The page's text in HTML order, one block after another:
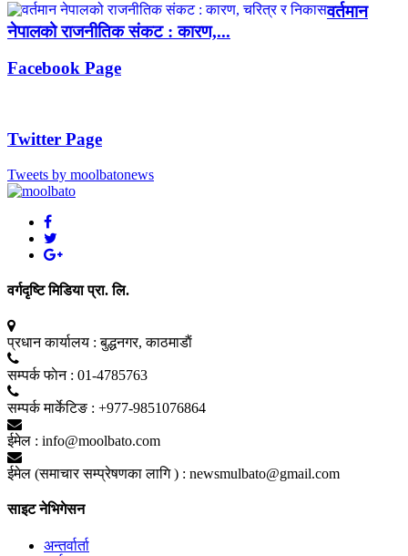
वर्तमान
नेपालको राजनीतिक संकट : कारण,...
Facebook Page
Twitter Page
Tweets by moolbatonews
वर्गदृष्टि मिडिया प्रा. लि.
प्रधान कार्यालय : बुद्धनगर, काठमाडाैं
सम्पर्क फाेन : 01-4785763
सम्पर्क मार्केटिङ : +977-9851076864
ईमेल : info@moolbato.com
ईमेल (समाचार सम्प्रेषणका लागि ) : newsmulbato@gmail.com
साइट नेभिगेसन
अन्तर्वार्ता